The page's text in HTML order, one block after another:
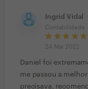
Ingrid Vidal
Contabilidade
24 Mai 2022
Daniel foi
me passou a
precisava,